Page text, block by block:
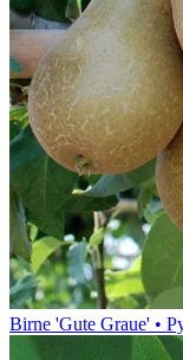
Birne 'Gute Graue' •